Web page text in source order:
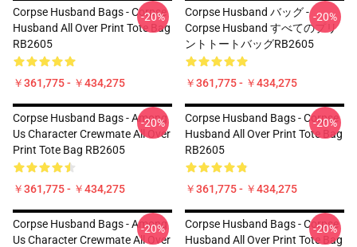
Corpse Husband Bags - Corpse
Husband All Over Print Tote Bag
RB2605
￥361,775 - ￥434,275
-20%
Corpse Husband バッグ -
Corpse Husband すべてのプリ
ントトートバッグRB2605
￥361,775 - ￥434,275
-20%
Corpse Husband Bags - Among
Us Character Crewmate All Over
Print Tote Bag RB2605
￥361,775 - ￥434,275
-20%
Corpse Husband Bags - Corpse
Husband All Over Print Tote Bag
RB2605
￥361,775 - ￥434,275
-20%
Corpse Husband Bags - Among
Us Character Crewmate All Over
-20%
Corpse Husband Bags - Corpse
Husband All Over Print Tote Bag
-20%